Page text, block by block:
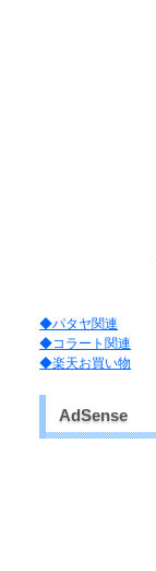
◆パタヤ関連
◆コラート関連
◆楽天お買い物
AdSense